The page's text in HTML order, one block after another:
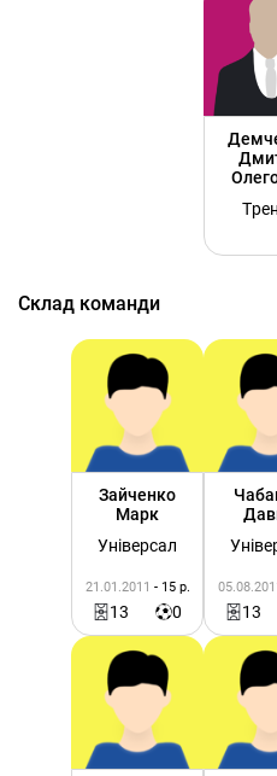
Склад команди
Зайченко
Марк
Універсал
21.01.2011 - 15 р.
13 0 13